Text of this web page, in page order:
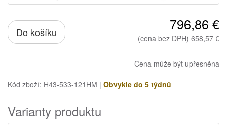
Do košíku 796,86 €
(cena bez DPH) 658,57 €
Cena může být upřesněna
Kód zboží: H43-533-121HM | Obvykle do 5 týdnů
Varianty produktu